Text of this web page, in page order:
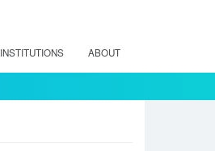
INSTITUTIONS ABOUT